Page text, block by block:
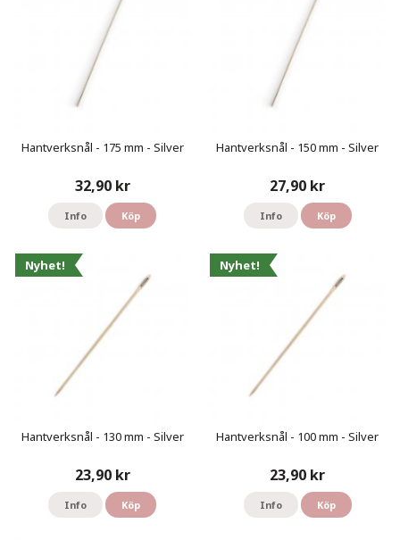
Hantverksnål - 175 mm - Silver
32,90 kr
Info Köp
Hantverksnål - 150 mm - Silver
27,90 kr
Info Köp
Nyhet!
Hantverksnål - 130 mm - Silver
23,90 kr
Info Köp
Nyhet!
Hantverksnål - 100 mm - Silver
23,90 kr
Info Köp